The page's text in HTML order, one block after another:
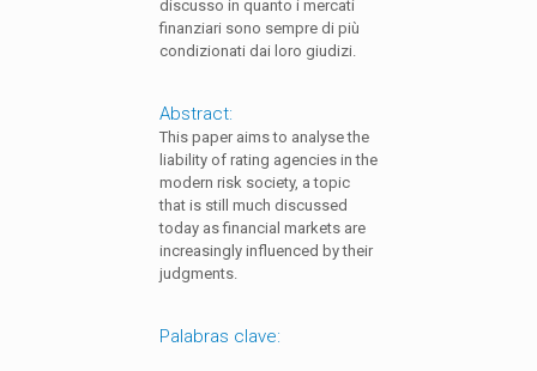
discusso in quanto i mercati
finanziari sono sempre di più
condizionati dai loro giudizi.
Abstract:
This paper aims to analyse the
liability of rating agencies in the
modern risk society, a topic
that is still much discussed
today as financial markets are
increasingly influenced by their
judgments.
Palabras clave: